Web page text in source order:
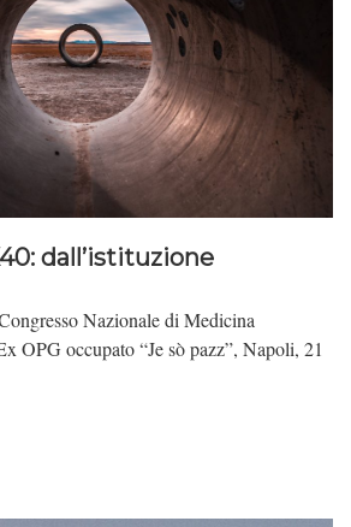
dall’istituzione
Nazionale di Medicina
OPG occupato “Je sò pazz”, Napoli, 21